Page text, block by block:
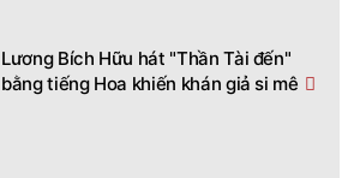
Lương Bích Hữu hát "Thần Tài đến"
bằng tiếng Hoa khiến khán giả si mê